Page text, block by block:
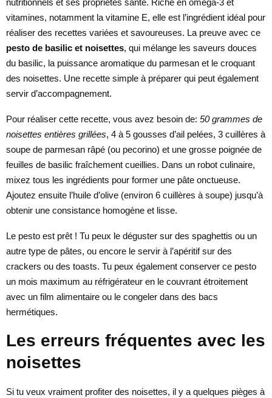
vitamines, notamment la vitamine E, elle est l’ingrédient idéal pour
réaliser des recettes variées et savoureuses. La preuve avec ce
pesto de basilic et noisettes, qui mélange les saveurs douces
du basilic, la puissance aromatique du parmesan et le croquant
des noisettes. Une recette simple à préparer qui peut également
servir d’accompagnement.
Pour réaliser cette recette, vous avez besoin de: 50 grammes de
noisettes entières grillées, 4 à 5 gousses d’ail pelées, 3 cuillères à
soupe de parmesan râpé (ou pecorino) et une grosse poignée de
feuilles de basilic fraîchement cueillies. Dans un robot culinaire,
mixez tous les ingrédients pour former une pâte onctueuse.
Ajoutez ensuite l’huile d’olive (environ 6 cuillères à soupe) jusqu’à
obtenir une consistance homogène et lisse.
Le pesto est prêt ! Tu peux le déguster sur des spaghettis ou un
autre type de pâtes, ou encore le servir à l’apéritif sur des
crackers ou des toasts. Tu peux également conserver ce pesto
un mois maximum au réfrigérateur en le couvrant étroitement
avec un film alimentaire ou le congeler dans des bacs
hermétiques.
Les erreurs fréquentes avec les
noisettes
Si tu veux vraiment profiter des noisettes, il y a quelques pièges à